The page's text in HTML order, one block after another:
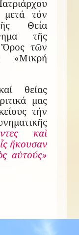
τόν
Θεία
τῆς
τῶν
«Μικρή
θείας
μας
τήν
καὶ
ἤκουσαν
αὐτούς»